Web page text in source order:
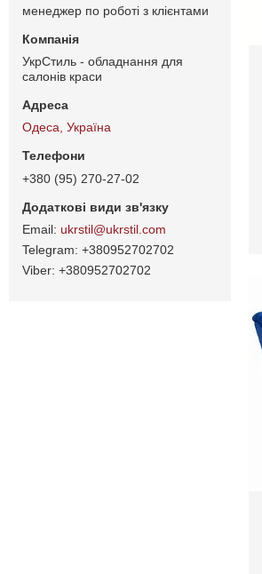
менеджер по роботі з клієнтами
УкрСтиль - обладнання для
салонів краси
Одеса, Україна
+380 (95) 270-27-02
ukrstil@ukrstil.com
+380952702702
+380952702702